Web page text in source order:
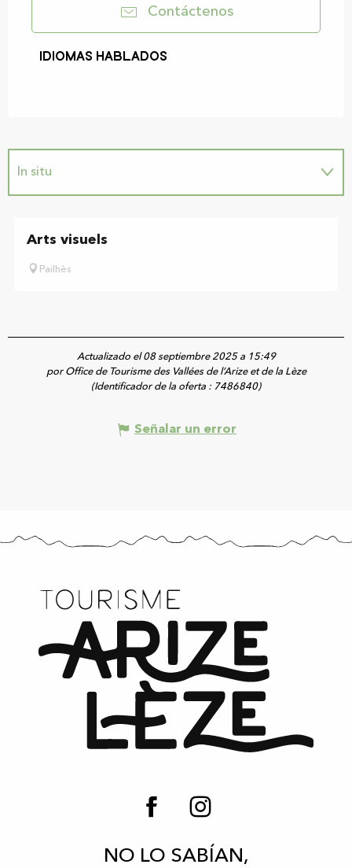
Contáctenos
Idiomas hablados
Idiomas hablados
In situ
Arts visuels
Pailhès
Actualizado el 08 septiembre 2025 a 15:49
por Office de Tourisme des Vallées de l’Arize et de la Lèze
(Identificador de la oferta : 7486840)
Señalar un error
NO LO SABÍAN,